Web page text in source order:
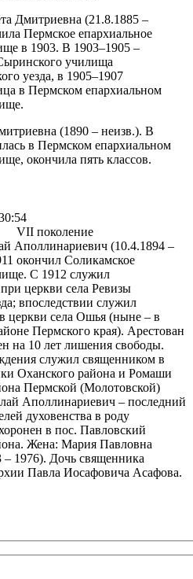
Дмитриевна (21.8.1885 –
Пермское епархиальное
в 1903. В 1903–1905 –
училища
уезда, в 1905–1907
в Пермском епархиальном
(1890 – неизв.). В
в Пермском епархиальном
окончила пять классов.
VII поколение
Аполлинариевич (10.4.1894 –
окончил Соликамское
С 1912 служил
церкви села Ревизы
впоследствии служил
церкви села Ошья (ныне – в
Пермского края). Арестован
на 10 лет лишения свободы.
служил священником в
Оханского района и Ромаши
Пермской (Молотовской)
Аполлинариевич – последний
духовенства в роду
в пос. Павловский
Жена: Мария Павловна
– 1976). Дочь священника
Павла Иосафовича Асафова.